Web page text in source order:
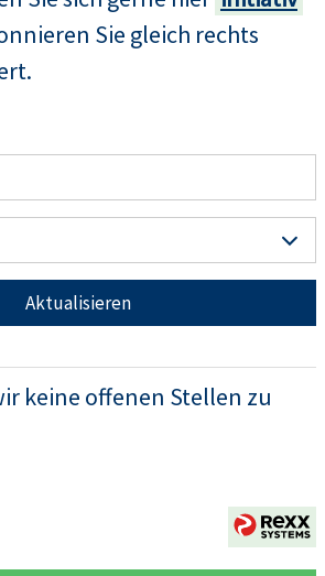
Sie gleich rechts
Aktualisieren
keine offenen Stellen zu